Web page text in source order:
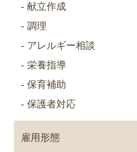
- 献立作成
- 調理
- アレルギー相談
- 栄養指導
- 保育補助
- 保護者対応
雇用形態